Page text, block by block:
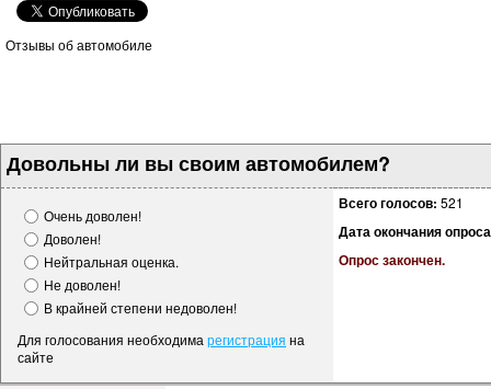
Отзывы об автомобиле
Довольны ли вы своим автомобилем?
Очень доволен!
Доволен!
Нейтральная оценка.
Не доволен!
В крайней степени недоволен!
Для голосования необходима регистрация на
сайте
Всего голосов: 521
Дата окончания
Опрос закончен.